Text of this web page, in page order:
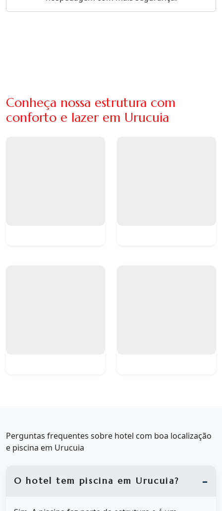
Conheça nossa estrutura com
conforto e lazer em Urucuia
Perguntas frequentes sobre hotel com boa localização
e piscina em Urucuia
O hotel tem piscina em Urucuia?